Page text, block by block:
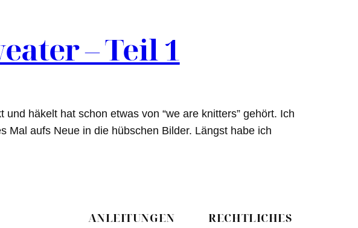
– Teil 1
häkelt hat schon etwas von “we are knitters” gehört. Ich
Mal aufs Neue in die hübschen Bilder. Längst habe ich
ANLEITUNGEN RECHTLICHES